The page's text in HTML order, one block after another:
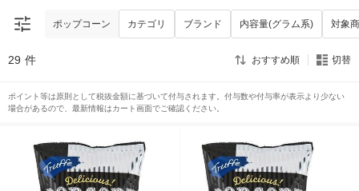
ポップコーン カテゴリ ブランド 内容量(グラム系) 対象
29 件 おすすめ順 切替
ポイント等は原則として税抜金額に基づいて付与されます。付与数や付与率が表示より少ない
場合があるので、最新情報はカート画面でご確認ください。